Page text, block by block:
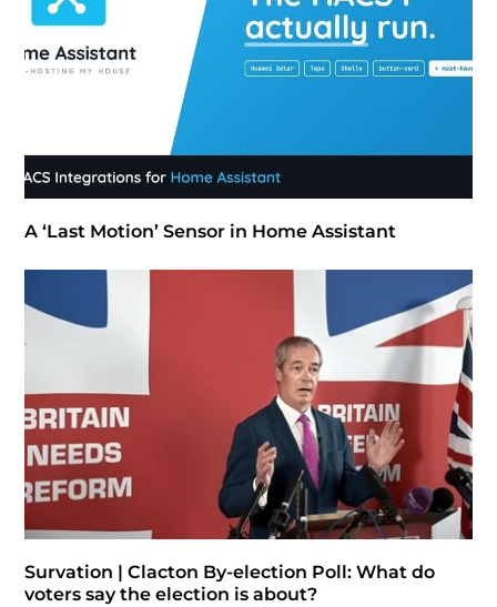
A ‘Last Motion’ Sensor in Home Assistant
Survation | Clacton By-election Poll: What do
voters say the election is about?